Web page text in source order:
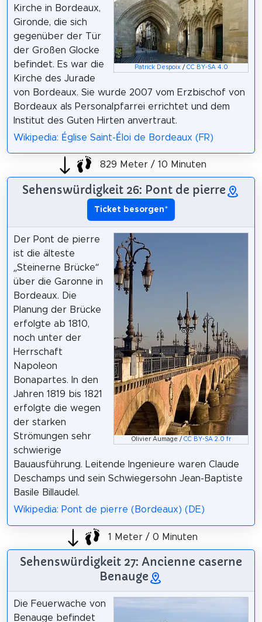
Patrick Despoix/ CC BY-SA 4.0
Kirche in Bordeaux,
Gironde, die sich
gegenüber der Tür
der Großen Glocke
befindet. Es war die
Kirche des Jurade
von Bordeaux. Sie wurde 2007 vom Erzbischof von
Bordeaux als Personalpfarrei errichtet und dem
Institut des Guten Hirten anvertraut.
Wikipedia: Église Saint-Éloi de Bordeaux (FR)
829 Meter / 10 Minuten
Sehenswürdigkeit 26: Pont de pierre
Ticket besorgen*
Olivier Aumage / CC BY-SA 2.0 fr
Der Pont de pierre
ist die älteste
„Steinerne Brücke“
über die Garonne in
Bordeaux. Die
Planung der Brücke
erfolgte ab 1810,
noch unter der
Herrschaft
Napoleon
Bonapartes. In den
Jahren 1819 bis 1821
erfolgte die wegen
der starken
Strömungen sehr
schwierige
Bauausführung. Leitende Ingenieure waren Claude
Deschamps und sein Schwiegersohn Jean-Baptiste
Basile Billaudel.
Wikipedia: Pont de pierre (Bordeaux) (DE)
1 Meter / 0 Minuten
Sehenswürdigkeit 27: Ancienne caserne
Benauge
Die Feuerwache von
Benauge befindet